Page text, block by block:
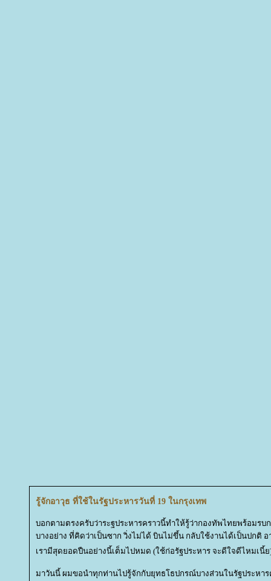
รู้จักอาวุธ ที่ใช้ในรัฐประหารวันที่ 19 ในกรุงเทพ
บอกตามตรงครับว่าระฐประหารคราวนี้ทำให้รู้ว่ากองทัพไทยพร้อมรบก
บางอย่าง ที่คิดว่าเป็นซาก วิ่งไม่ได้ บินไม่ขึ้น กลับใช้งานได้เป็นปกติ อ
เรามีสุดยอดปืนอย่างนี้เต็มไปหมด (ใช้ก่อรัฐประหาร จะดีใจดีไหมเนี้
มาวันนี้ ผมขอนำทุกท่านไปรู้จักกับยุทธโธปกรณ์บางส่วนในรัฐประหา